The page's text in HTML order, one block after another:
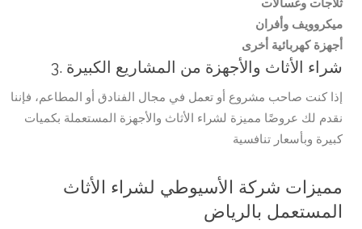
ثلاجات وغسالات
ميكروويف وأفران
أجهزة كهربائية أخرى
3. شراء الأثاث والأجهزة من المشاريع الكبيرة
إذا كنت صاحب مشروع أو تعمل في مجال الفنادق أو المطاعم، فإننا
نقدم لك عروضًا مميزة لشراء الأثاث والأجهزة المستعملة بكميات
كبيرة وبأسعار تنافسية
مميزات شركة الأسيوطي لشراء الأثاث
المستعمل بالرياض